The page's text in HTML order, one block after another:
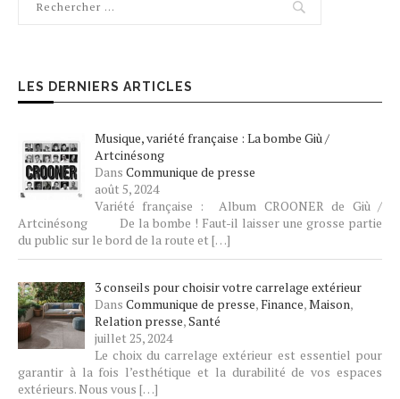
LES DERNIERS ARTICLES
Musique, variété française : La bombe Giù /
Artcinésong
Dans Communique de presse
août 5, 2024
Variété française : Album CROONER de Giù /
Artcinésong De la bombe ! Faut-il laisser une grosse partie
du public sur le bord de la route et […]
3 conseils pour choisir votre carrelage extérieur
Dans Communique de presse,Finance,Maison,
Relation presse,Santé
juillet 25, 2024
Le choix du carrelage extérieur est essentiel pour
garantir à la fois l’esthétique et la durabilité de vos espaces
extérieurs. Nous vous […]